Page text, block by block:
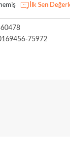
İlk Sen
75972